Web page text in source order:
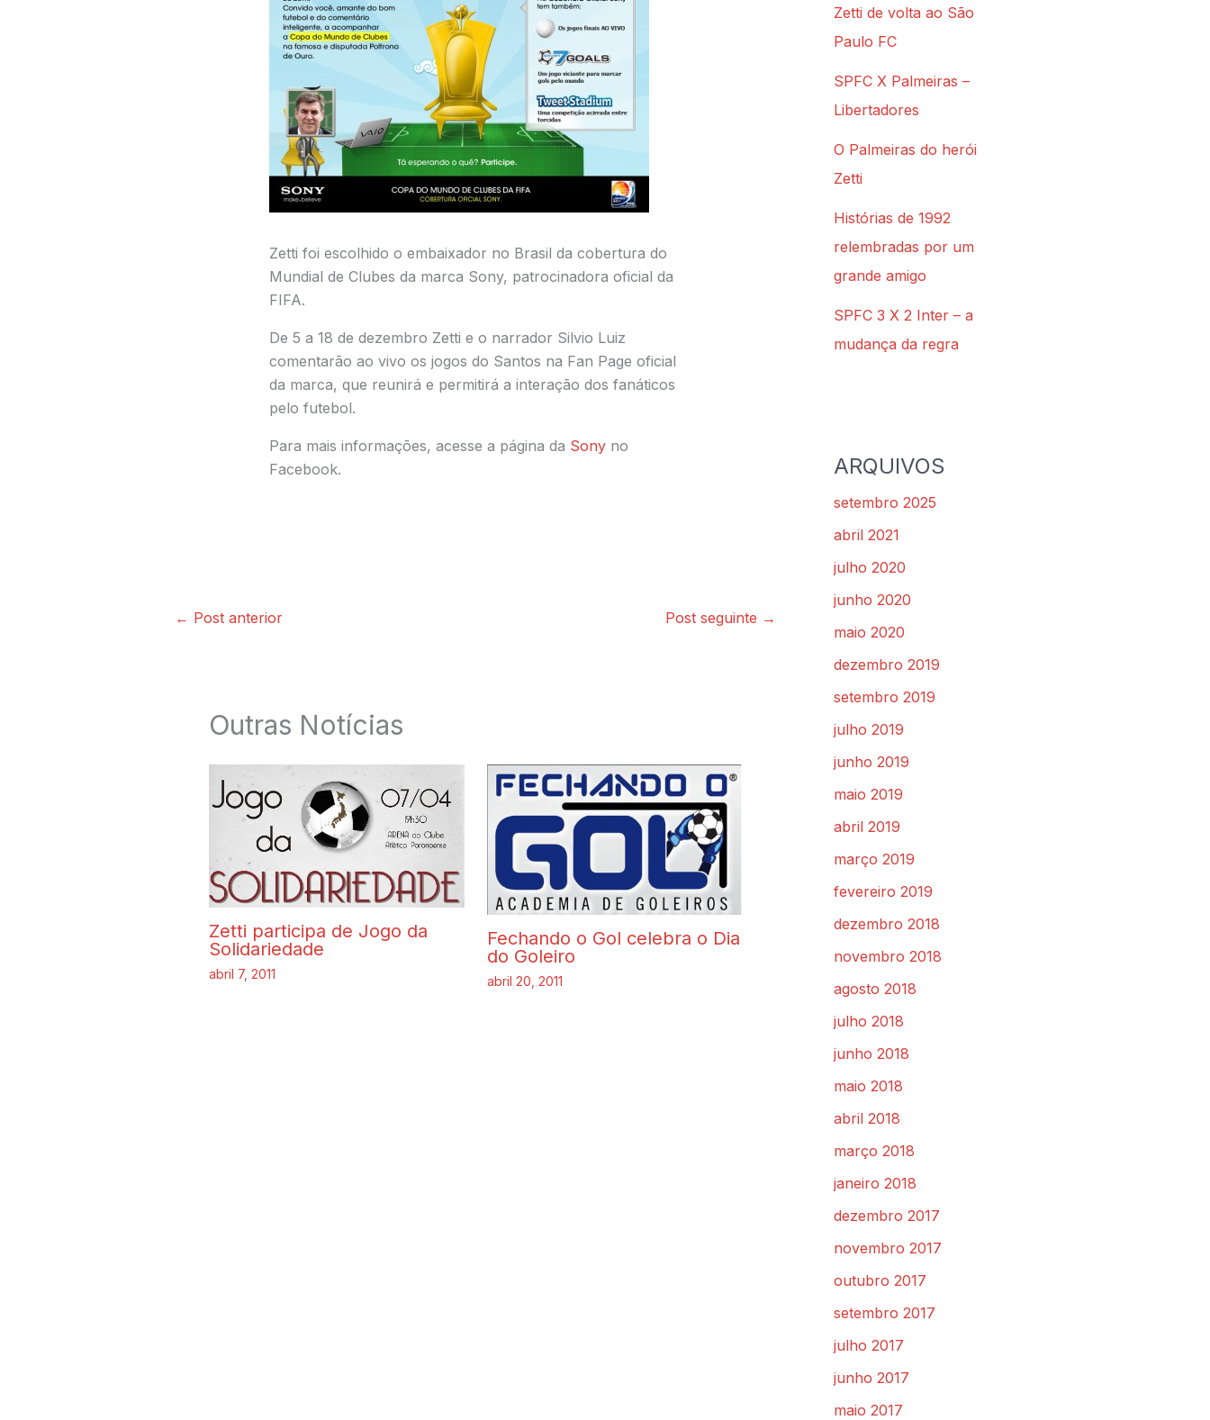
Zetti foi escolhido o embaixador no Brasil da cobertura do
Mundial de Clubes da marca Sony, patrocinadora oficial da
FIFA.
De 5 a 18 de dezembro Zetti e o narrador Silvio Luiz
comentarão ao vivo os jogos do Santos na Fan Page oficial
da marca, que reunirá e permitirá a interação dos fanáticos
pelo futebol.
Para mais informações, acesse a página da Sonyno
Facebook.
← Post anterior Post seguinte →
Outras Notícias
Zetti participa de Jogo da
Solidariedade
abril 7, 2011
Fechando o Gol celebra o Dia
do Goleiro
abril 20, 2011
Zetti de volta ao São
Paulo FC
SPFC X Palmeiras –
Libertadores
O Palmeiras do herói
Zetti
Histórias de 1992
relembradas por um
grande amigo
SPFC 3 X 2 Inter – a
mudança da regra
ARQUIVOS
setembro 2025
abril 2021
julho 2020
junho 2020
maio 2020
dezembro 2019
setembro 2019
julho 2019
junho 2019
maio 2019
abril 2019
março 2019
fevereiro 2019
dezembro 2018
novembro 2018
agosto 2018
julho 2018
junho 2018
maio 2018
abril 2018
março 2018
janeiro 2018
dezembro 2017
novembro 2017
outubro 2017
setembro 2017
julho 2017
junho 2017
maio 2017